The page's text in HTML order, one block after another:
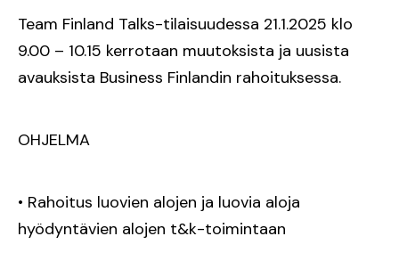
Team Finland Talks-tilaisuudessa 21.1.2025 klo
9.00 – 10.15 kerrotaan muutoksista ja uusista
avauksista Business Finlandin rahoituksessa.
OHJELMA
• Rahoitus luovien alojen ja luovia aloja
hyödyntävien alojen t&k-toimintaan